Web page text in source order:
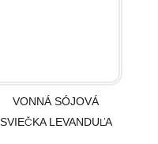
VONNÁ SÓJOVÁ
SVIEČKA LEVANDUĽA